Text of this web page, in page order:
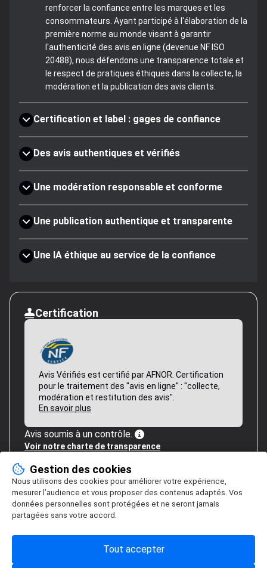
renforcer la confiance entre les marques et les
consommateurs. Ayant participé à l'élaboration de la
première norme au monde visant à garantir
l'authenticité des avis en ligne (devenue NF ISO
20488), nous défendons une transparence totale et
le respect de pratiques éthiques dans la collecte, la
modération et la publication des avis clients.
Certification et label : gages de confiance
Des avis authentiques et vérifiés
Une modération responsable et conforme
Une publication authentique et transparente
Une IA éthique au service de la confiance
Certification
Avis Vérifiés est certifié par AFNOR. Certification
pour le traitement des "avis en ligne" : "collecte,
modération et restitution des avis".
En savoir plus
Avis soumis à un contrôle.
Voir notre charte de transparence
Gestion des cookies
Nous utilisons des cookies pour améliorer votre expérience,
mesurer l’audience et vous proposer des contenus adaptés. Vos
données personnelles sont protégées et ne seront jamais
partagées sans votre accord.
Tout accepter